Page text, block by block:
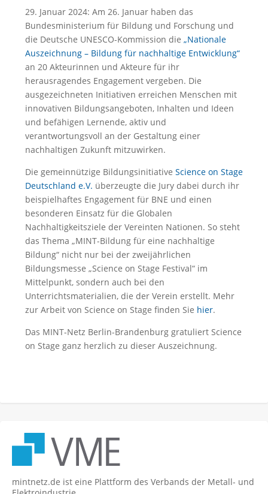
29. Januar 2024: Am 26. Januar haben das
Bundesministerium für Bildung und Forschung und
die Deutsche UNESCO-Kommission die „Nationale
Auszeichnung – Bildung für nachhaltige Entwicklung“
an 20 Akteurinnen und Akteure für ihr
herausragendes Engagement vergeben. Die
ausgezeichneten Initiativen erreichen Menschen mit
innovativen Bildungsangeboten, Inhalten und Ideen
und befähigen Lernende, aktiv und
verantwortungsvoll an der Gestaltung einer
nachhaltigen Zukunft mitzuwirken.
Die gemeinnützige Bildungsinitiative Science on Stage
Deutschland e.V. überzeugte die Jury dabei durch ihr
beispielhaftes Engagement für BNE und einen
besonderen Einsatz für die Globalen
Nachhaltigkeitsziele der Vereinten Nationen. So steht
das Thema „MINT-Bildung für eine nachhaltige
Bildung“ nicht nur bei der zweijährlichen
Bildungsmesse „Science on Stage Festival“ im
Mittelpunkt, sondern auch bei den
Unterrichtsmaterialien, die der Verein erstellt. Mehr
zur Arbeit von Science on Stage finden Sie hier.
Das MINT-Netz Berlin-Brandenburg gratuliert Science
on Stage ganz herzlich zu dieser Auszeichnung.
mintnetz.de ist eine Plattform des Verbands der Metall- und